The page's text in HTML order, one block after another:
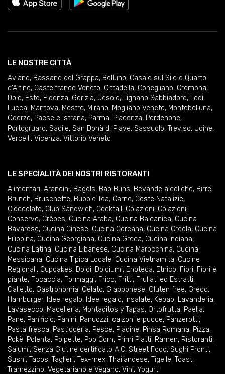
LE NOSTRE CITTÀ
Aviano, Bassano del Grappa, Belluno, Casale sul Sile e Quarto
d'Altino, Castelfranco Veneto, Cittadella, Conegliano, Cremona,
Dolo, Este, Fidenza, Gorizia, Jesolo, Lignano Sabbiadoro, Lodi,
Lucca, Mantova, Mestre, Mirano, Mogliano Veneto, Montebelluna,
Oderzo, Paese e Istrana, Parma, Piacenza, Pordenone,
Portogruaro, Sacile, San Donà di Piave, Sassuolo, Treviso, Udine,
Vercelli, Vicenza, Vittorio Veneto
LE SPECIALITÀ DEI NOSTRI RISTORANTI
Alimentari, Arancini, Bagels, Bao Buns, Bevande alcoliche, Birre,
Brunch, Bruschette, Bubble Tea, Carne, Ceste Natalizie,
Cioccolato, Club Sandwich, Cocktail , Colazioni, Colazioni,
Conserve, Crêpes, Cucina Araba, Cucina Balcanica, Cucina
Bavarese, Cucina Cinese, Cucina Coreana, Cucina Creola, Cucina
Filippina, Cucina Georgiana, Cucina Greca, Cucina Indiana,
Cucina Latina, Cucina Libanese, Cucina Marocchina, Cucina
Messicana, Cucina Tipica Locale, Cucina Vietnamita, Cucine
Regionali, Cupcakes, Dolci, Dolciumi, Enoteca, Etnico, Fiori, Fiori e
piante, Focaccia, Formaggi, Frico, Fritti, Frullati ed Estratti,
Galletto, Gastronomia, Gelato, Giapponese, Gluten free, Greco,
Hamburger, Idee regalo, Idee regalo, Insalate, Kebab, Lavanderia,
Lavasecco, Macelleria, Montaditos y Tapas, Ortofrutta, Paella,
Pane, Panificio, Panini, Panuozzi, calzoni e pucce, Panzerotti,
Pasta fresca, Pasticceria, Pesce, Piadine, Pinsa Romana, Pizza,
Pokè, Polenta, Polpette, Pop Corn, Primi Piatti, Ramen, Ristoranti,
Salumi, Senza Glutine certificato AIC, Street Food, Sughi Pronti,
Sushi, Tacos, Taglieri, Tex-mex, Thailandese, Tigelle, Toast,
Tramezzino, Vegetariano e Vegano, Vini, Yogurt